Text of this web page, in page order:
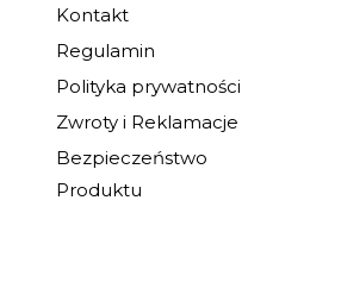
Kontakt
Regulamin
Polityka prywatności
Zwroty i Reklamacje
Bezpieczeństwo
Produktu